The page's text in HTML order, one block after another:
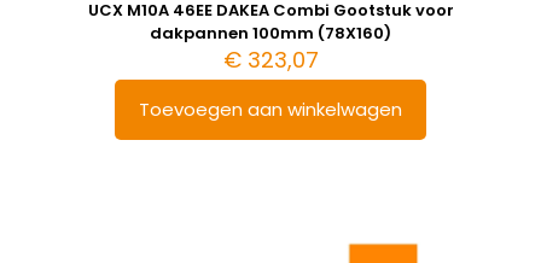
UCX M10A 46EE DAKEA Combi Gootstuk voor
dakpannen 100mm (78X160)
€323,07
Toevoegen aan winkelwagen